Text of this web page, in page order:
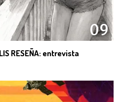
09
RESEÑA: entrevista